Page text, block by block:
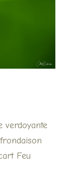
verdoyante
Feu